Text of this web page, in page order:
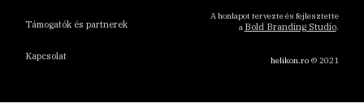
Támogatók és partnerek
Kapcsolat
A honlapot tervezte és fejlesztette
a Bold Branding Studio.
helikon.ro© 2021